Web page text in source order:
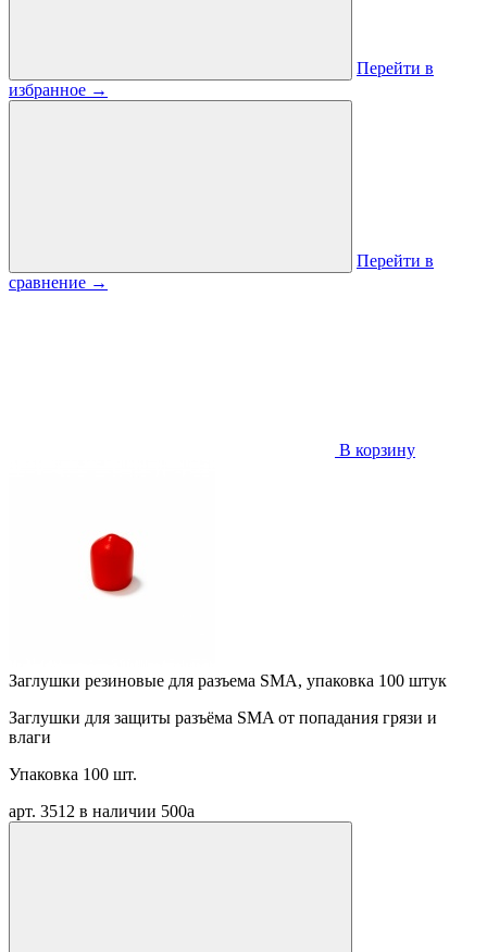
Перейти в
избранное →
Перейти в
сравнение →
В корзину
Заглушки резиновые для разъема SMA, упаковка 100 штук
Заглушки для защиты разъёма SMA от попадания грязи и
влаги
Упаковка 100 шт.
арт. 3512 в наличии 500a